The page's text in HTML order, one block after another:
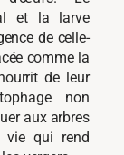
et la larve
de celle-
comme la
de leur
non
aux arbres
vie qui rend